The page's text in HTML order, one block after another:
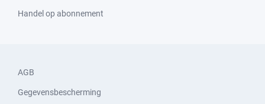
Handel op abonnement
AGB
Gegevensbescherming